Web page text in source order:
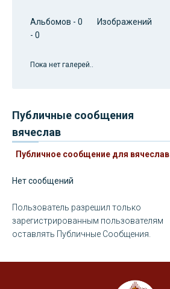
Альбомов - 0 Изображений
- 0
Пока нет галерей..
Публичные сообщения
вячеслав
Публичное сообщение для вячеслав
Нет сообщений
Пользователь разрешил только
зарегистрированным пользователям
оставлять Публичные Сообщения.